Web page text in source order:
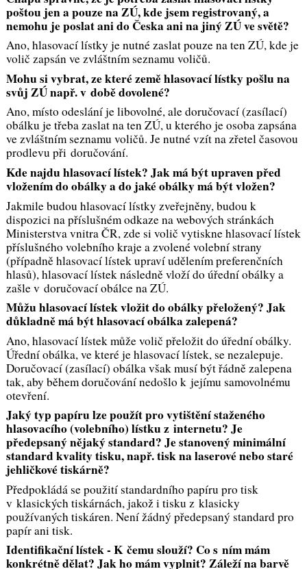
poštou jen a pouze na ZÚ, kde jsem registrovaný, a
nemohu je poslat ani do Česka ani na jiný ZÚ ve světě?
Ano, hlasovací lístky je nutné zaslat pouze na ten ZÚ, kde je
volič zapsán ve zvláštním seznamu voličů.
Mohu si vybrat, ze které země hlasovací lístky pošlu na
svůj ZÚ např. v době dovolené?
Ano, místo odeslání je libovolné, ale doručovací (zasílací)
obálku je třeba zaslat na ten ZÚ, u kterého je osoba zapsána
ve zvláštním seznamu voličů. Je nutné vzít na zřetel časovou
prodlevu při doručování.
Kde najdu hlasovací lístek? Jak má být upraven před
vložením do obálky a do jaké obálky má být vložen?
Jakmile budou hlasovací lístky zveřejněny, budou k
dispozici na příslušném odkaze na webových stránkách
Ministerstva vnitra ČR, zde si volič vytiskne hlasovací lístek
příslušného volebního kraje a zvolené volební strany
(případně hlasovací lístek upraví udělením preferenčních
hlasů), hlasovací lístek následně vloží do úřední obálky a
zašle v doručovací obálce na ZÚ.
Můžu hlasovací lístek vložit do obálky přeložený? Jak
důkladně má být hlasovací obálka zalepená?
Ano, hlasovací lístek může volič přeložit do úřední obálky.
Úřední obálka, ve které je hlasovací lístek, se nezalepuje.
Doručovací (zasílací) obálka však musí být řádně zalepena
tak, aby během doručování nedošlo k jejímu samovolnému
otevření.
Jaký typ papíru lze použít pro vytištění staženého
hlasovacího (volebního) lístku z internetu? Je
předepsaný nějaký standard? Je stanovený minimální
standard kvality tisku, např. tisk na laserové nebo staré
jehličkové tiskárně?
Předpokládá se použití standardního papíru pro tisk
v klasických tiskárnách, jakož i tisku z klasicky
používaných tiskáren. Není žádný předepsaný standard pro
papír ani tisk.
Identifikační lístek - K čemu slouží? Co s ním mám
konkrétně dělat? Jak ho mám vyplnit? Záleží na barvě